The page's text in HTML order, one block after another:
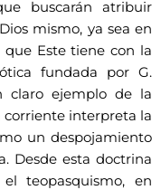
buscarán atribuir
mismo, ya sea en
Este tiene con la
fundada por G.
claro ejemplo de la
corriente interpreta la
un despojamiento
Desde esta doctrina
teopasquismo, en